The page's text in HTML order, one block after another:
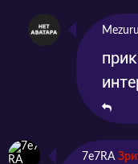
Mezuru
7e7RA